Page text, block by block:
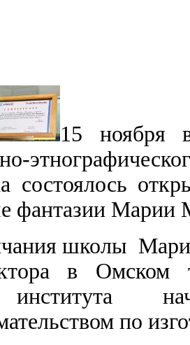
15 ноября
состоялось
фантазии Марии
школы
в Омском
института
по